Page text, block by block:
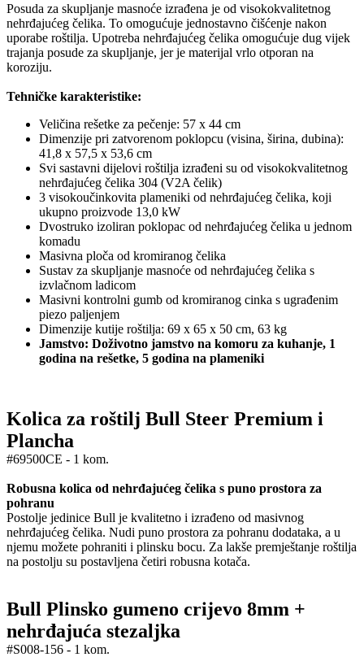
Posuda za skupljanje masnoće izrađena je od visokokvalitetnog
nehrđajućeg čelika. To omogućuje jednostavno čišćenje nakon
uporabe roštilja. Upotreba nehrđajućeg čelika omogućuje dug vijek
trajanja posude za skupljanje, jer je materijal vrlo otporan na
koroziju.
Tehničke karakteristike:
Veličina rešetke za pečenje: 57 x 44 cm
Dimenzije pri zatvorenom poklopcu (visina, širina, dubina):
41,8 x 57,5 x 53,6 cm
Svi sastavni dijelovi roštilja izrađeni su od visokokvalitetnog
nehrđajućeg čelika 304 (V2A čelik)
3 visokoučinkovita plameniki od nehrđajućeg čelika, koji
ukupno proizvode 13,0 kW
Dvostruko izoliran poklopac od nehrđajućeg čelika u jednom
komadu
Masivna ploča od kromiranog čelika
Sustav za skupljanje masnoće od nehrđajućeg čelika s
izvlačnom ladicom
Masivni kontrolni gumb od kromiranog cinka s ugrađenim
piezo paljenjem
Dimenzije kutije roštilja: 69 x 65 x 50 cm, 63 kg
Jamstvo: Doživotno jamstvo na komoru za kuhanje, 1
godina na rešetke, 5 godina na plameniki
Kolica za roštilj Bull Steer Premium i
Plancha
#69500CE - 1 kom.
Robusna kolica od nehrđajućeg čelika s puno prostora za
pohranu
Postolje jedinice Bull je kvalitetno i izrađeno od masivnog
nehrđajućeg čelika. Nudi puno prostora za pohranu dodataka, a u
njemu možete pohraniti i plinsku bocu. Za lakše premještanje roštilja
na postolju su postavljena četiri robusna kotača.
Bull Plinsko gumeno crijevo 8mm +
nehrđajuća stezaljka
#S008-156 - 1 kom.